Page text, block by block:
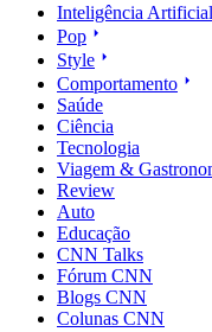
Inteligência Artificial
Pop
Style
Comportamento
Saúde
Ciência
Tecnologia
Viagem &
Review
Auto
Educação
CNN Talks
Fórum CNN
Blogs CNN
Colunas CNN